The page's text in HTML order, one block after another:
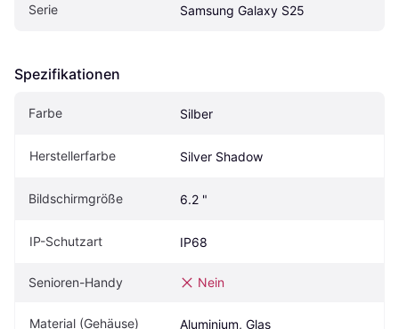
Serie Samsung Galaxy S25
Spezifikationen
Farbe Silber
Herstellerfarbe Silver Shadow
Bildschirmgröße 6.2 "
IP-Schutzart IP68
Senioren-Handy Nein
Material (Gehäuse) Aluminium, Glas